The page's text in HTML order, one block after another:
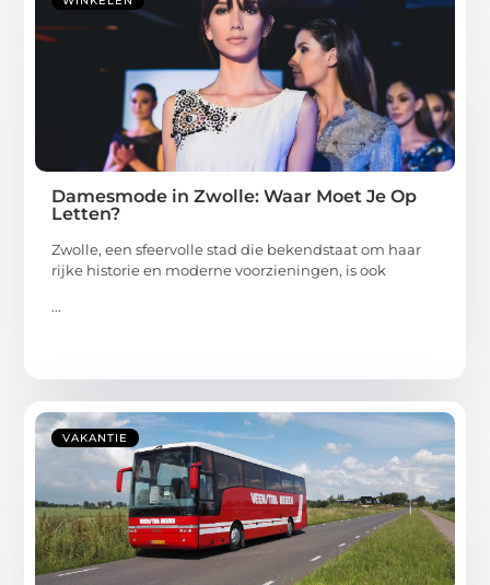
Damesmode in Zwolle: Waar Moet Je Op
Letten?
Zwolle, een sfeervolle stad die bekendstaat om haar
rijke historie en moderne voorzieningen, is ook
...
VAKANTIE